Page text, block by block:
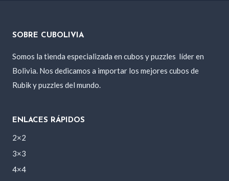
SOBRE CUBOLIVIA
Somos la tienda especializada en cubos y puzzles líder en
Bolivia. Nos dedicamos a importar los mejores cubos de
Rubik y puzzles del mundo.
ENLACES RÁPIDOS
2×2
3×3
4×4